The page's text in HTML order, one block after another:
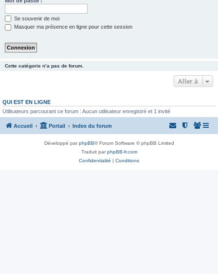
Se souvenir de moi
Masquer ma présence en ligne pour cette session
Cette catégorie n’a pas de forum.
Aller à
QUI EST EN LIGNE
Utilisateurs parcourant ce forum : Aucun utilisateur enregistré et 1 invité
Accueil Portail Index du forum
Développé parphpBB® Forum Software © phpBB Limited
Traduit parphpBB-fr.com
Confidentialité | Conditions